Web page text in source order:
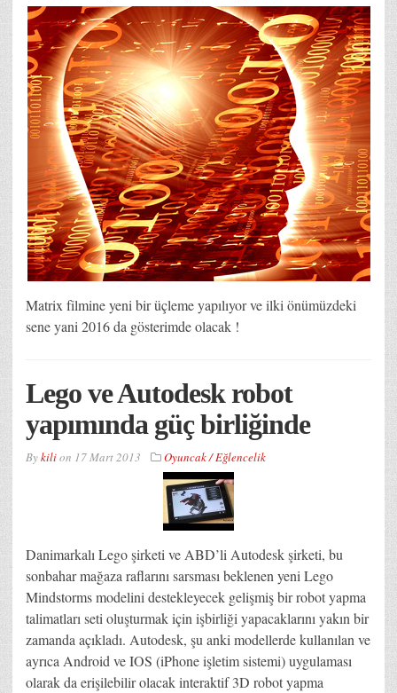
Matrix filmine yeni bir üçleme yapılıyor ve ilki önümüzdeki
sene yani 2016 da gösterimde olacak !
Lego ve Autodesk robot
yapımında güç birliğinde
Bykilion 17 Mart 2013 Oyuncak / Eğlencelik
Danimarkalı Lego şirketi ve ABD’li Autodesk şirketi, bu
sonbahar mağaza raflarını sarsması beklenen yeni Lego
Mindstorms modelini destekleyecek gelişmiş bir robot yapma
talimatları seti oluşturmak için işbirliği yapacaklarını yakın bir
zamanda açıkladı. Autodesk, şu anki modellerde kullanılan ve
ayrıca Android ve IOS (iPhone işletim sistemi) uygulaması
olarak da erişilebilir olacak interaktif 3D robot yapma